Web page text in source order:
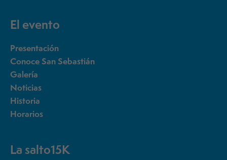
El evento
Presentación
Conoce San Sebastián
Galería
Noticias
Historia
Horarios
La salto15K